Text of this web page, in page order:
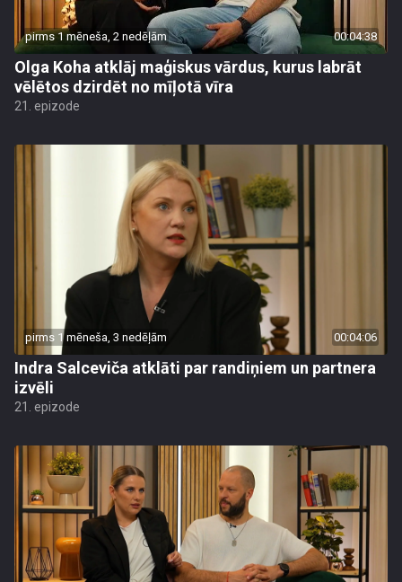
pirms 1 mēneša, 2 nedēļām 00:04:38
Olga Koha atklāj maģiskus vārdus, kurus labrāt
vēlētos dzirdēt no mīļotā vīra
21. epizode
pirms 1 mēneša, 3 nedēļām 00:04:06
Indra Salceviča atklāti par randiņiem un partnera
izvēli
21. epizode